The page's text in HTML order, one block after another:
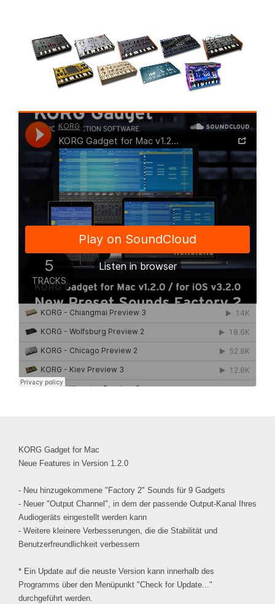
KORG Gadget for Mac
Neue Features in Version 1.2.0
- Neu hinzugekommene "Factory 2" Sounds für 9 Gadgets
- Neuer "Output Channel", in dem der passende Output-Kanal Ihres
Audiogeräts eingestellt werden kann
- Weitere kleinere Verbesserungen, die die Stabilität und
Benutzerfreundlichkeit verbessern
* Ein Update auf die neuste Version kann innerhalb des
Programms über den Menüpunkt "Check for Update..."
durchgeführt werden.